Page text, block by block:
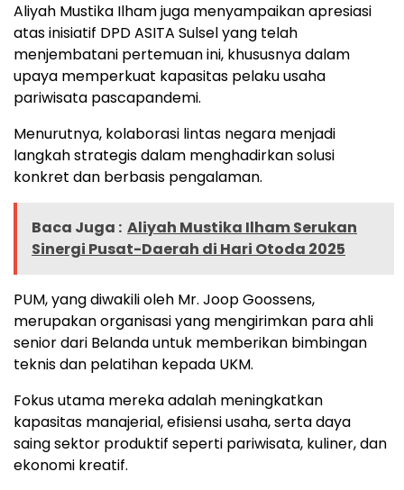
Aliyah Mustika Ilham juga menyampaikan apresiasi
atas inisiatif DPD ASITA Sulsel yang telah
menjembatani pertemuan ini, khususnya dalam
upaya memperkuat kapasitas pelaku usaha
pariwisata pascapandemi.
Menurutnya, kolaborasi lintas negara menjadi
langkah strategis dalam menghadirkan solusi
konkret dan berbasis pengalaman.
Baca Juga : Aliyah Mustika Ilham Serukan
Sinergi Pusat-Daerah di Hari Otoda 2025
PUM, yang diwakili oleh Mr. Joop Goossens,
merupakan organisasi yang mengirimkan para ahli
senior dari Belanda untuk memberikan bimbingan
teknis dan pelatihan kepada UKM.
Fokus utama mereka adalah meningkatkan
kapasitas manajerial, efisiensi usaha, serta daya
saing sektor produktif seperti pariwisata, kuliner, dan
ekonomi kreatif.